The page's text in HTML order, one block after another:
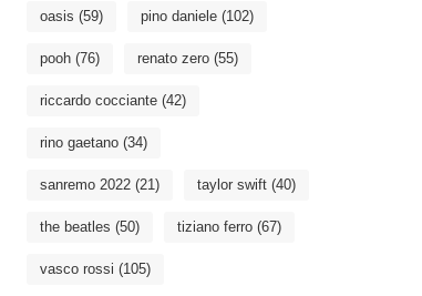
oasis (59) pino daniele (102)
pooh (76) renato zero (55)
riccardo cocciante (42)
rino gaetano (34)
sanremo 2022 (21) taylor swift (40)
the beatles (50) tiziano ferro (67)
vasco rossi (105)